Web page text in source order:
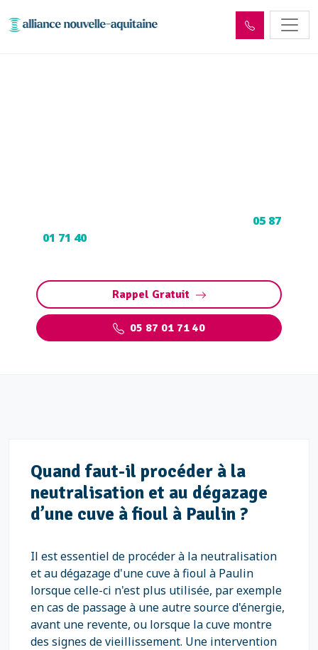
05 87
01 71 40
Rappel Gratuit
05 87 01 71 40
Quand faut-il procéder à la
neutralisation et au dégazage
d’une cuve à fioul à Paulin ?
Il est essentiel de procéder à la neutralisation
et au dégazage d'une cuve à fioul à Paulin
lorsque celle-ci n'est plus utilisée, par exemple
en cas de passage à une autre source d'énergie,
avant une revente, ou lorsque la cuve montre
des signes de vieillissement. Une intervention